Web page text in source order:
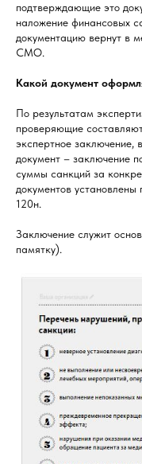
подтверждающие это
наложение финансовых
документацию вернут в
СМО.
Какой документ
По результатам
проверяющие
экспертное заключение,
документ – заключение
суммы санкций за
документов
120н.
Заключение служит
памятку).